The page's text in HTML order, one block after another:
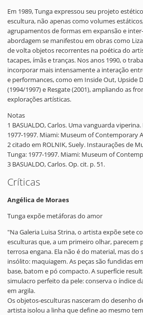
Em 1989, Tunga expressou seu projeto
escultura, não apenas como volumes
agrupamentos de formas em expansão e
abordagem se manifestou em obras como
de volta objetos recorrentes na poética do
tacapes, ímãs e tranças. Nos anos 1990, o
incorporar mais intensamente a interação
e performances, como em Inside Out, Upside
(1994/1997) e Resgate (2001), ampliando as
explorações artísticas.
Notas
1 BASUALDO, Carlos. Uma vanguarda viperina.
1977-1997. Miami: Museum of Contemporary
2 citado em ROLNIK, Suely. Instaurações de
Tunga: 1977-1997. Miami: Museum of
3 BASUALDO, Carlos. Op. cit. p. 51.
Críticas
Angélica de Moraes
Tunga expõe metáforas do amor
"Na Galeria Luisa Strina, o artista expõe sete
esculturas que, a um primeiro olhar, parecem
terrosa engana. Ela não é do material, mas do
insólito: maquiagem. As peças são fundidas
base, batom e pó compacto. A superfície
simulacro perfeito da pele: conserva o índice
em argila.
Os objetos-esculturas nasceram do desenho
artista isolou a linha que define ao mesmo